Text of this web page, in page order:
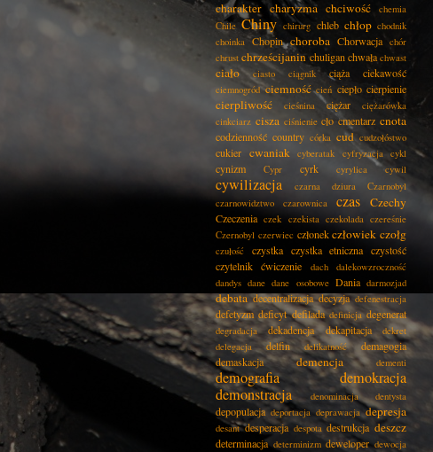
charakter charyzma chciwość
chemia
Chile Chiny chirurg chleb chłop chodnik
choinka Chopin choroba Chorwacja chór
chrust chrześcijanin chuligan chwała chwast
ciało ciasto ciągnik ciąża ciekawość
ciemnogród ciemność cień ciepło cierpienie
cierpliwość cieśnina ciężar
ciężarówka
cinkciarz cisza ciśnienie cło cmentarz cnota
codzienność country córka cud cudzołóstwo
cukier cwaniak cyberatak cyfryzacja cykl
cynizm Cypr cyrk cyrylica cywil
cywilizacja czarna dziura
Czarnobyl
czarnowidztwo
czarownica czas Czechy
Czeczenia czek czekista czekolada czereśnie
Czernobyl czerwiec członek człowiek czołg
czułość czystka czystka etniczna czystość
czytelnik ćwiczenie dach
dalekowzroczność
dandys dane dane osobowe Dania darmozjad
debata decentralizacja decyzja defenestracja
defetyzm deficyt defilada definicja degenerat
degradacja dekadencja dekapitacja
dekret
delegacja
delfin delikatność
demagogia
demaskacja
demencja dementi
demografia
demokracja
demonstracja
denominacja dentysta
depopulacja deportacja deprawacja depresja
desant desperacja despota destrukcja deszcz
determinacja determinizm deweloper dewocja